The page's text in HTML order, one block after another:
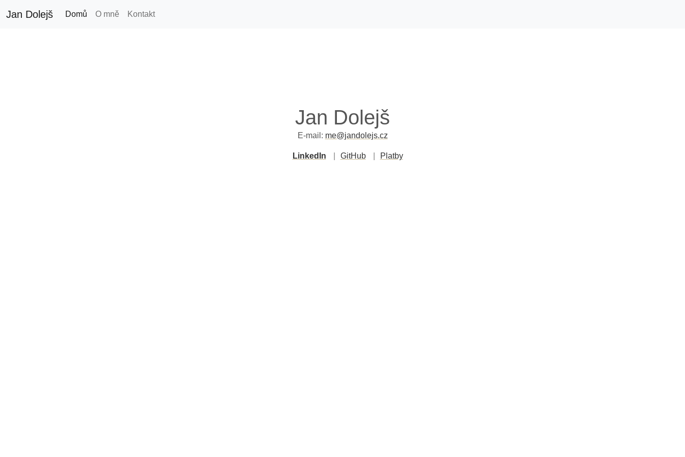
Jan Dolejš Domů O mně Kontakt
Jan Dolejš
E-mail: me@jandolejs.cz
LinkedIn GitHub Platby